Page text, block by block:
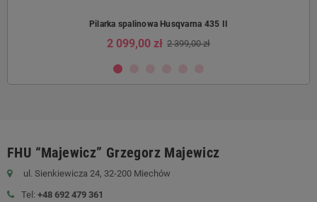
Pilarka spalinowa Husqvarna 435 II
2 099,00 zł 2 399,00 zł
FHU “Majewicz” Grzegorz Majewicz
ul. Sienkiewicza 24, 32-200 Miechów
Tel: +48 692 479 361